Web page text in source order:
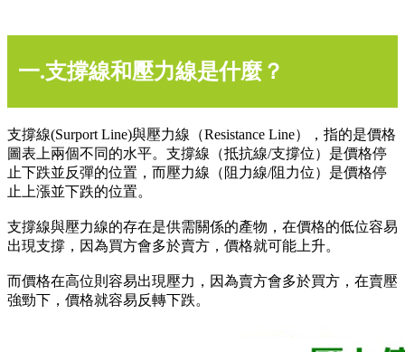
一.支撐線和壓力線是什麼？
支撐線(Surport Line)與壓力線（Resistance Line），指的是價格
圖表上兩個不同的水平。支撐線（抵抗線/支撐位）是價格停
止下跌並反彈的位置，而壓力線（阻力線/阻力位）是價格停
止上漲並下跌的位置。
支撐線與壓力線的存在是供需關係的產物，在價格的低位容易
出現支撐，因為買方會多於賣方，價格就可能上升。
而價格在高位則容易出現壓力，因為賣方會多於買方，在賣壓
強勁下，價格就容易反轉下跌。